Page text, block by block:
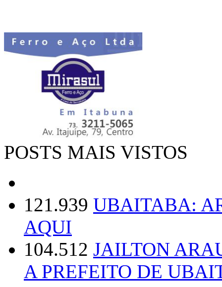
POSTS MAIS VISTOS
121.939 UBAITABA:
AQUI
104.512 JAILTON
A PREFEITO DE